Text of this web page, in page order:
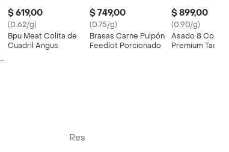
$ 619,00
(0.62/g)
Bpu Meat Colita de
Cuadril Angus
$ 749,00
(0.75/g)
Brasas Carne Pulpón
Feedlot Porcionado
$ 899,00
(0.90/g)
Asado 8
Premium
Res